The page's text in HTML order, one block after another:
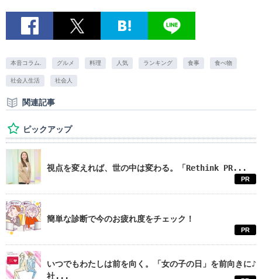
本音コラム. グルメ 料理 人気 ランキング 食事 食べ物
社会人生活 社会人
関連記事
ピックアップ
視点を変えれば、世の中は変わる。「Rethink PR...
PR
簡単な診断で今のお疲れ度をチェック！
PR
いつでもわたしは前を向く。「女の子の日」を前向きに♪
社...